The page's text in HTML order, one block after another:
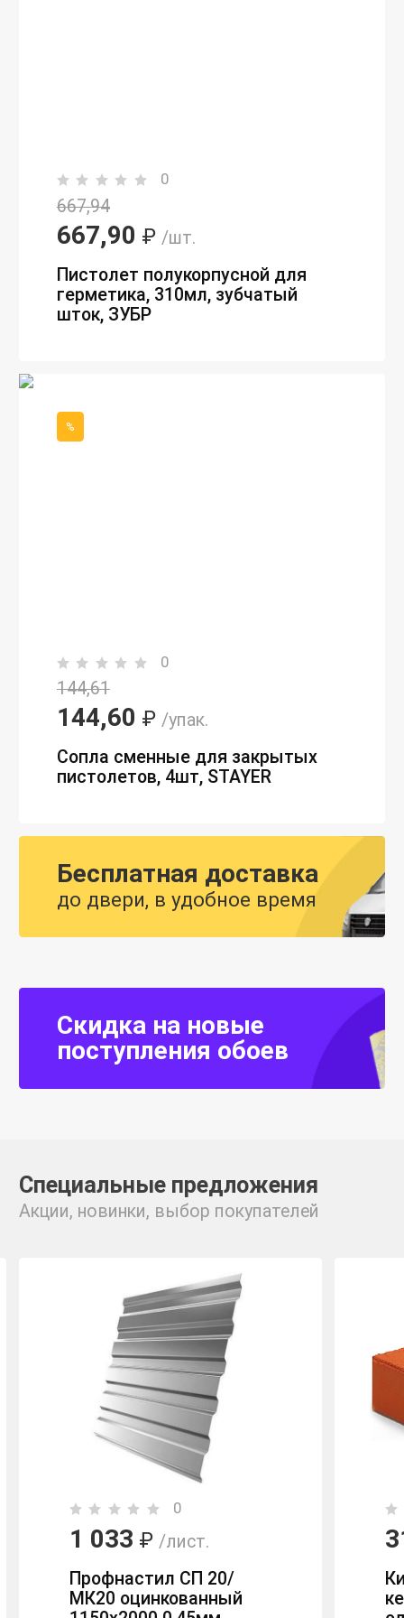
0
667,94
667,90 ₽ /шт.
Пистолет полукорпусной для
герметика, 310мл, зубчатый
шток, ЗУБР
%
0
144,61
144,60 ₽ /упак.
Сопла сменные для закрытых
пистолетов, 4шт, STAYER
Бесплатная доставка
до двери, в удобное время
Скидка на новые
поступления обоев
Специальные предложения
Акции, новинки, выбор покупателей
0
1 033 ₽ /лист.
Профнастил СП 20/
МК20 оцинкованный